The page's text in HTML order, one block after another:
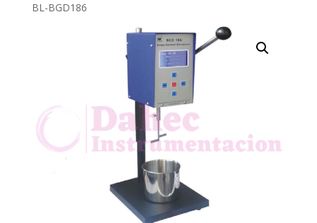
BL-BGD186